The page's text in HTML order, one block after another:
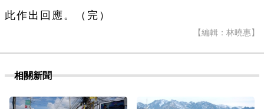
此作出回應。（完）
【編輯：林曉惠】
相關新聞